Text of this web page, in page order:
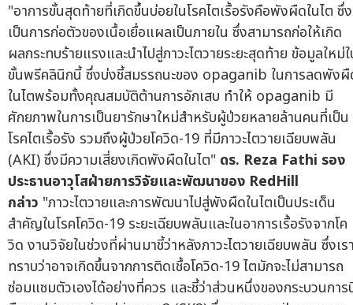
"อาการขั้นสุดท้ายที่เกิดขึ้นบ่อยในโรคไตเรื้อรังคือพังผืดในไต ซึ่ง
เป็นการก่อตัวของเนื้อเยื่อแผลเป็นภายใน ซึ่งสามารถก่อให้เกิด
ผลกระทบร้ายแรงและนำไปสู่ภาวะไตวายระยะสุดท้าย ข้อมูลใหม่
ขั้นพรีคลินิกนี้ ซึ่งบ่งชี้สมรรถนะของ opaganib ในการลดพัง
ในไตพร้อมทั้งคุณสมบัติต้านการอักเสบ ทำให้ opaganib มี
ศักยภาพในการเป็นยารักษาใหม่สำหรับผู้ป่วยหลายล้านคนที่เป็น
โรคไตเรื้อรัง รวมถึงผู้ป่วยโควิด-19 ที่มีภาวะไตวายเฉียบพลัน
(AKI) ซึ่งมีความเสี่ยงเกิดพังผืดในไต" ดร. Reza Fathi รอง
ประธานอาวุโสฝ่ายการวิจัยและพัฒนาของ RedHill
กล่าว "ภาวะไตวายและการพัฒนาไปสู่พังผืดในไตเป็นประเด็น
สำคัญในโรคโควิด-19 ระยะเฉียบพลันและในอาการเรื้อรังจากโค
วิด งานวิจัยในช่วงที่ผ่านมาชี้ว่าหลังภาวะไตวายเฉียบพลัน ซึ่งเร
ทราบว่าอาจเกิดขึ้นจากการติดเชื้อโควิด-19 ไตมักจะไม่สามารถ
ซ่อมแซมตัวเองได้อย่างที่ควร และชี้ว่าส่วนหนึ่งของกระบวนกา